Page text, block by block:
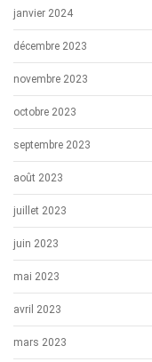
janvier 2024
décembre 2023
novembre 2023
octobre 2023
septembre 2023
août 2023
juillet 2023
juin 2023
mai 2023
avril 2023
mars 2023